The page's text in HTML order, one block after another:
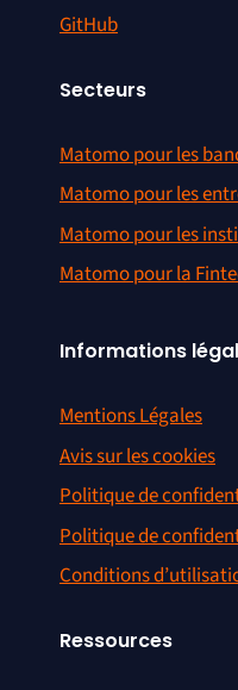
GitHub
Secteurs
Matomo pour les
Matomo pour les
Matomo pour les
Matomo pour la
Informations
Mentions Légales
Avis sur les cookies
Politique de
Politique de
Conditions
Ressources